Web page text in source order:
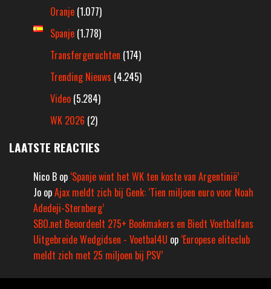
Oranje (1.077)
Spanje (1.778)
Transfergeruchten (174)
Trending Nieuws (4.245)
Video (5.284)
WK 2026 (2)
LAATSTE REACTIES
Nico B op ‘Spanje wint het WK ten koste van Argentinië’
Jo opAjax meldt zich bij Genk: ‘Tien miljoen euro voor Noah
Adedeji-Sternberg’
SBO.net Beoordeelt 275+ Bookmakers en Biedt Voetbalfans
Uitgebreide Wedgidsen - Voetbal4U op ‘Europese eliteclub
meldt zich met 25 miljoen bij PSV’